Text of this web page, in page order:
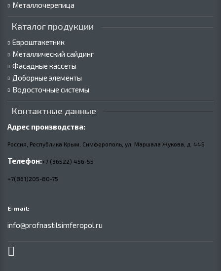
Металлочерепица
Каталог продукции
Евроштакетник
Металлический сайдинг
Фасадные кассеты
Доборные элементы
Водосточные системы
Контактные данные
Адрес производства:
Россия, Республика Крым, Симферополь, ул. Маршала Жукова, д. 44Б
Телефон:+7 (36522) 456-55
+7(861)205-80-75
E-mail:
info@profnastilsimferopol.ru